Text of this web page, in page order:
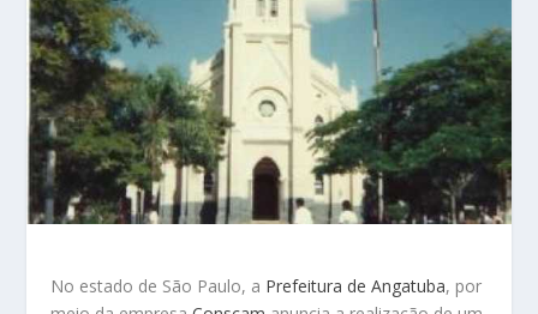
No estado de São Paulo, a Prefeitura de Angatuba, por